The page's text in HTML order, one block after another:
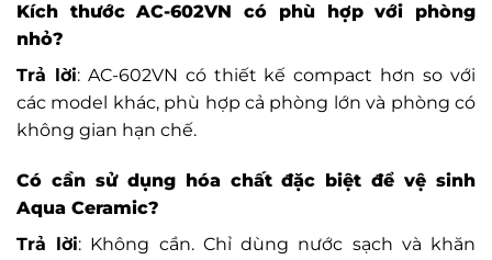
Kích thước AC-602VN có phù hợp với phòng
nhỏ?
Trả lời: AC-602VN có thiết kế compact hơn so với
các model khác, phù hợp cả phòng lớn và phòng có
không gian hạn chế.
Có cần sử dụng hóa chất đặc biệt để vệ sinh
Aqua Ceramic?
Trả lời: Không cần. Chỉ dùng nước sạch và khăn